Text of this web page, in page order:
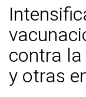
contra la
y otras